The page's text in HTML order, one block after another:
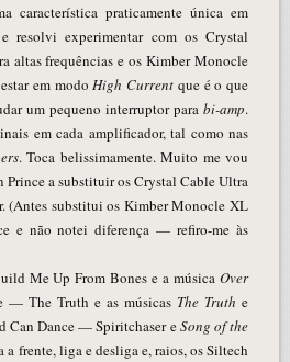
característica praticamente única em
resolvi experimentar com os Crystal
altas frequências e os Kimber Monocle
em modoHigh Current que é o que
um pequeno interruptor parabi-amp.
em cada amplificador, tal como nas
. Toca belissimamente. Muito me vou
Prince a substituir os Crystal Cable Ultra
(Antes substitui os Kimber Monocle XL
e não notei diferença — refiro-me às
Me Up From Bones e a músicaOver
— The Truth e as músicas The Truth e
Can Dance — Spiritchaser eSong of the
a frente, liga e desliga e, raios, os Siltech